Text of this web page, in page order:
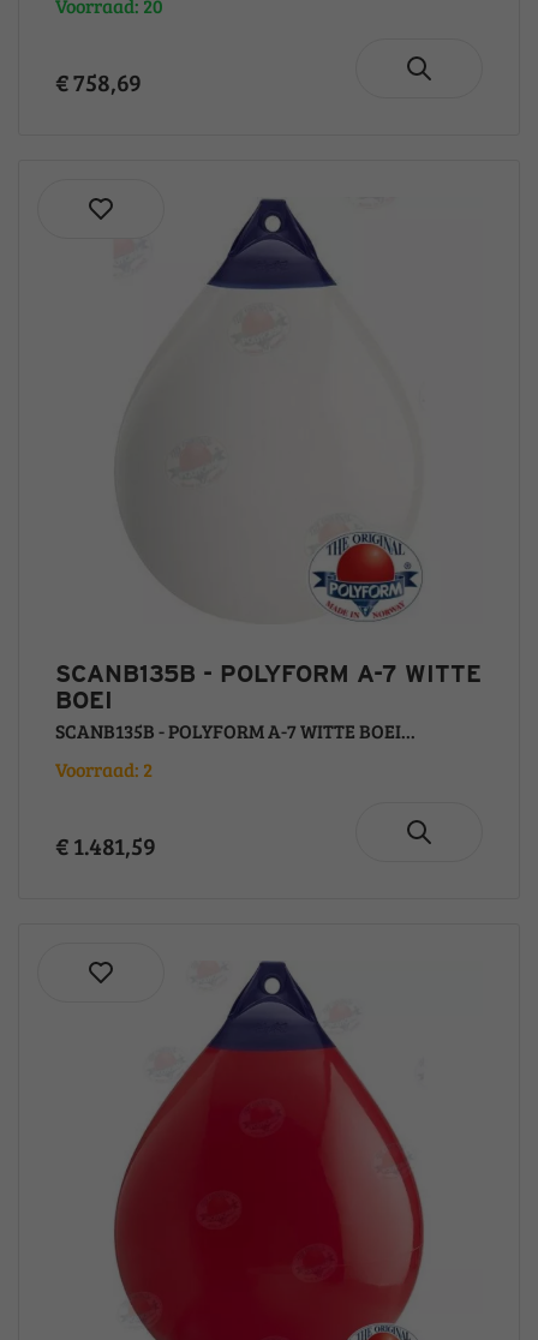
Voorraad: 20
€ 758,69
SCANB135B - POLYFORM A-7 WITTE
BOEI
SCANB135B - POLYFORM A-7 WITTE BOEI...
Voorraad: 2
€ 1.481,59